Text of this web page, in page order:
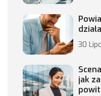
30
jak